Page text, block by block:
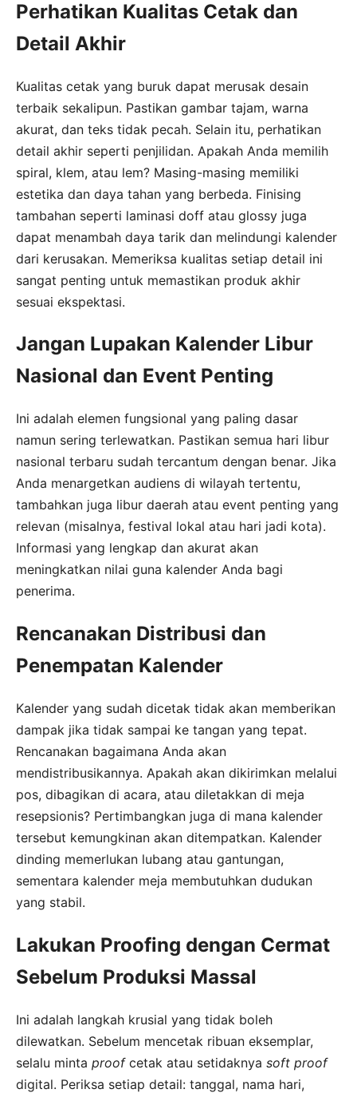
Perhatikan Kualitas Cetak dan
Detail Akhir
Kualitas cetak yang buruk dapat merusak desain
terbaik sekalipun. Pastikan gambar tajam, warna
akurat, dan teks tidak pecah. Selain itu, perhatikan
detail akhir seperti penjilidan. Apakah Anda memilih
spiral, klem, atau lem? Masing-masing memiliki
estetika dan daya tahan yang berbeda. Finising
tambahan seperti laminasi doff atau glossy juga
dapat menambah daya tarik dan melindungi kalender
dari kerusakan. Memeriksa kualitas setiap detail ini
sangat penting untuk memastikan produk akhir
sesuai ekspektasi.
Jangan Lupakan Kalender Libur
Nasional dan Event Penting
Ini adalah elemen fungsional yang paling dasar
namun sering terlewatkan. Pastikan semua hari libur
nasional terbaru sudah tercantum dengan benar. Jika
Anda menargetkan audiens di wilayah tertentu,
tambahkan juga libur daerah atau event penting yang
relevan (misalnya, festival lokal atau hari jadi kota).
Informasi yang lengkap dan akurat akan
meningkatkan nilai guna kalender Anda bagi
penerima.
Rencanakan Distribusi dan
Penempatan Kalender
Kalender yang sudah dicetak tidak akan memberikan
dampak jika tidak sampai ke tangan yang tepat.
Rencanakan bagaimana Anda akan
mendistribusikannya. Apakah akan dikirimkan melalui
pos, dibagikan di acara, atau diletakkan di meja
resepsionis? Pertimbangkan juga di mana kalender
tersebut kemungkinan akan ditempatkan. Kalender
dinding memerlukan lubang atau gantungan,
sementara kalender meja membutuhkan dudukan
yang stabil.
Lakukan Proofing dengan Cermat
Sebelum Produksi Massal
Ini adalah langkah krusial yang tidak boleh
dilewatkan. Sebelum mencetak ribuan eksemplar,
selalu minta proofcetak atau setidaknya soft proof
digital. Periksa setiap detail: tanggal, nama hari,